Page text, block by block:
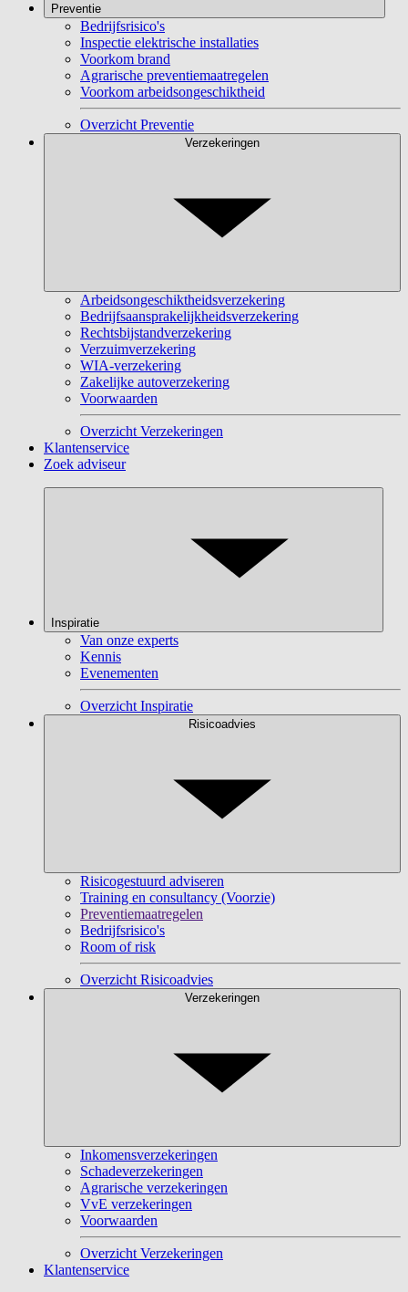
Preventie
Bedrijfsrisico's
Inspectie elektrische installaties
Voorkom brand
Agrarische preventiemaatregelen
Voorkom arbeidsongeschiktheid
Overzicht Preventie
Verzekeringen
Arbeidsongeschiktheidsverzekering
Bedrijfsaansprakelijkheidsverzekering
Rechtsbijstandverzekering
Verzuimverzekering
WIA-verzekering
Zakelijke autoverzekering
Voorwaarden
Overzicht Verzekeringen
Klantenservice
Zoek adviseur
Inspiratie
Van onze experts
Kennis
Evenementen
Overzicht Inspiratie
Risicoadvies
Risicogestuurd adviseren
Training en consultancy (Voorzie)
Preventiemaatregelen
Bedrijfsrisico's
Room of risk
Overzicht Risicoadvies
Verzekeringen
Inkomensverzekeringen
Schadeverzekeringen
Agrarische verzekeringen
VvE verzekeringen
Voorwaarden
Overzicht Verzekeringen
Klantenservice